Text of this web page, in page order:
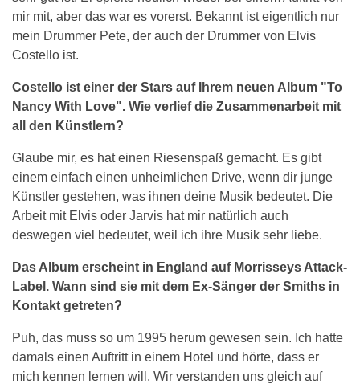
mir mit, aber das war es vorerst. Bekannt ist eigentlich nur
mein Drummer Pete, der auch der Drummer von Elvis
Costello ist.
Costello ist einer der Stars auf Ihrem neuen Album "To
Nancy With Love". Wie verlief die Zusammenarbeit mit
all den Künstlern?
Glaube mir, es hat einen Riesenspaß gemacht. Es gibt
einem einfach einen unheimlichen Drive, wenn dir junge
Künstler gestehen, was ihnen deine Musik bedeutet. Die
Arbeit mit Elvis oder Jarvis hat mir natürlich auch
deswegen viel bedeutet, weil ich ihre Musik sehr liebe.
Das Album erscheint in England auf Morrisseys Attack-
Label. Wann sind sie mit dem Ex-Sänger der Smiths in
Kontakt getreten?
Puh, das muss so um 1995 herum gewesen sein. Ich hatte
damals einen Auftritt in einem Hotel und hörte, dass er
mich kennen lernen will. Wir verstanden uns gleich auf